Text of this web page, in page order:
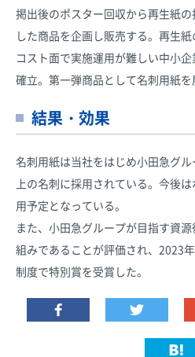
掲出後のポスター回収から再生紙
した商品を企画し販売する。再生
コスト面で実施運用が難しい中小
確立。第一弾商品として名刺用紙を
結果・効果
名刺用紙は当社をはじめ小田急グ
上の名刺に採用されている。今後
用予定となっている。
また、小田急グループが目指す資
組みであることが評価され、2023
制度で特別賞を受賞した。